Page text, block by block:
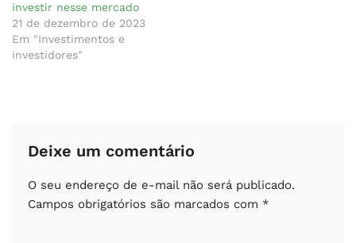
investir nesse mercado
21 de dezembro de 2023
Em "Investimentos e
investidores"
Deixe um comentário
O seu endereço de e-mail não será publicado.
Campos obrigatórios são marcados com *